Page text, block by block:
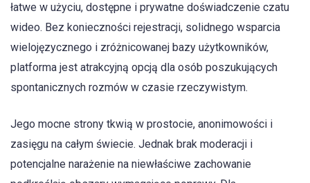
łatwe w użyciu, dostępne i prywatne doświadczenie czatu
wideo. Bez konieczności rejestracji, solidnego wsparcia
wielojęzycznego i zróżnicowanej bazy użytkowników,
platforma jest atrakcyjną opcją dla osób poszukujących
spontanicznych rozmów w czasie rzeczywistym.
Jego mocne strony tkwią w prostocie, anonimowości i
zasięgu na całym świecie. Jednak brak moderacji i
potencjalne narażenie na niewłaściwe zachowanie